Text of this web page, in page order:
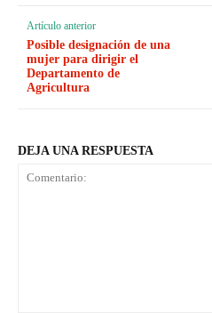
Artículo anterior
Posible designación de una
mujer para dirigir el
Departamento de
Agricultura
DEJA UNA RESPUESTA